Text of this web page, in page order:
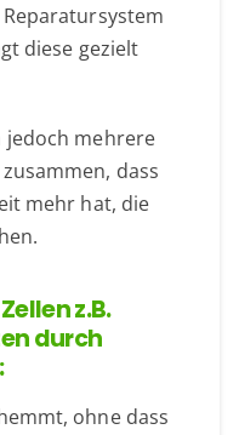
diese gezielt
jedoch mehrere
dass
mehr hat, die
z.B.
durch
ohne dass